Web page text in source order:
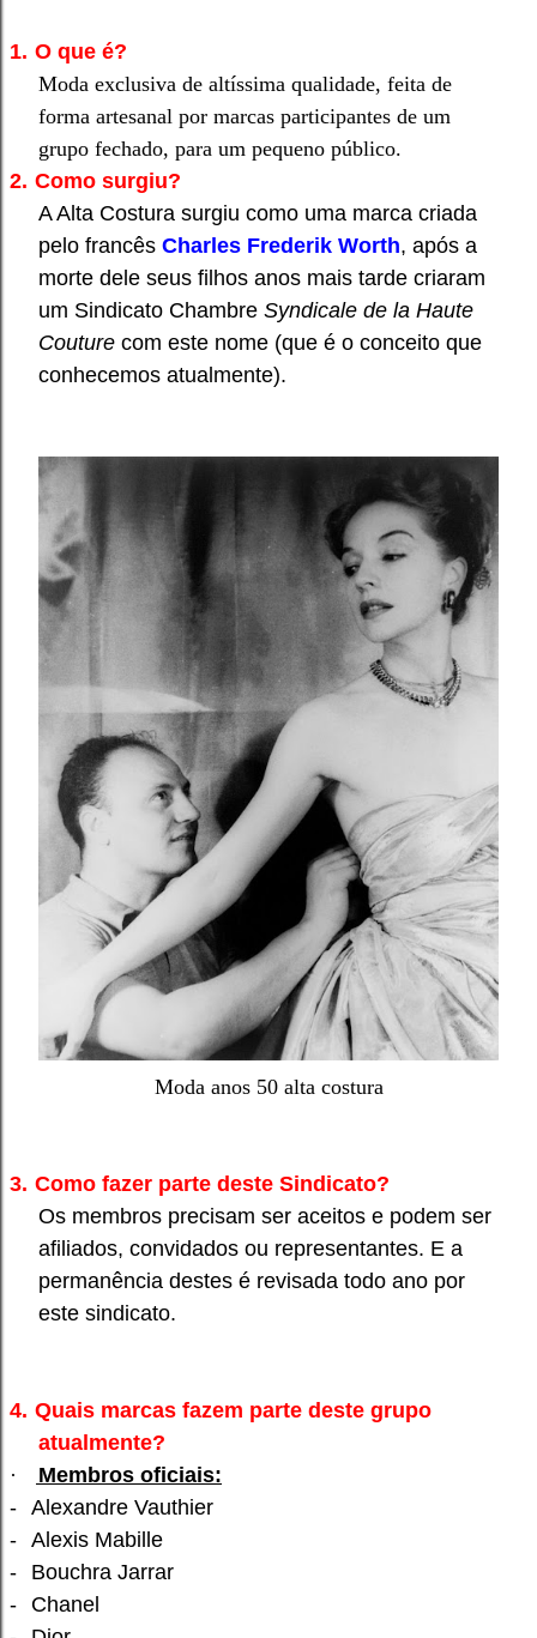
1. O que é?
Moda exclusiva de altíssima qualidade, feita de
forma artesanal por marcas participantes de um
grupo fechado, para um pequeno público.
2. Como surgiu?
A Alta Costura surgiu como uma marca criada
pelo francês Charles Frederik Worth, após a
morte dele seus filhos anos mais tarde criaram
um Sindicato Chambre Syndicale de la Haute
Couture com este nome (que é o conceito que
conhecemos atualmente).
Moda anos 50 alta costura
3. Como fazer parte deste Sindicato?
Os membros precisam ser aceitos e podem ser
afiliados, convidados ou representantes. E a
permanência destes é revisada todo ano por
este sindicato.
4. Quais marcas fazem parte deste grupo
atualmente?
·
Membros oficiais:
- Alexandre Vauthier
- Alexis Mabille
-
Bouchra Jarrar
-
Chanel